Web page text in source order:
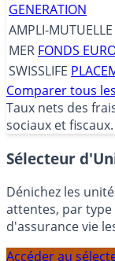
GENERATION
AMPLI-MUTUELLE
MER FONDS
SWISSLIFE
Comparer tous
Taux nets des
sociaux et fiscaux.
Sélecteur
Dénichez les
attentes, par
d'assurance vie
Accéder au